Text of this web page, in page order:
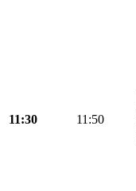
11:30 11:50